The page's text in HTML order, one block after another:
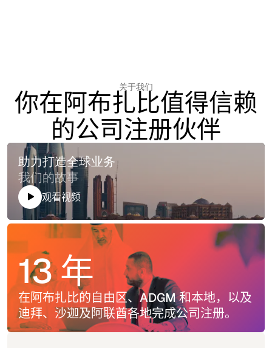
关于我们
你在阿布扎比值得信赖
的公司注册伙伴
助力打造全球业务
我们的故事
观看视频
13 年
在阿布扎比的自由区、ADGM 和本地，以及
迪拜、沙迦及阿联酋各地完成公司注册。